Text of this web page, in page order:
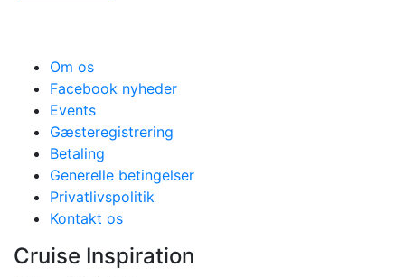
Om os
Facebook nyheder
Events
Gæsteregistrering
Betaling
Generelle betingelser
Privatlivspolitik
Kontakt os
Cruise Inspiration